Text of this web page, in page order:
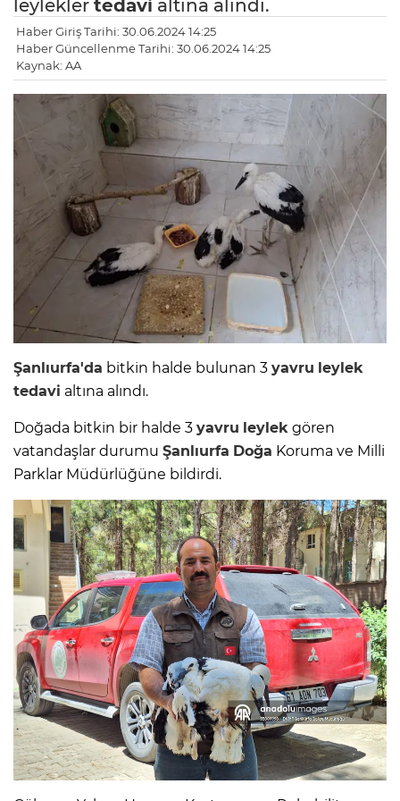
leylekler tedavi altına alındı.
Haber Giriş Tarihi: 30.06.2024 14:25
Haber Güncellenme Tarihi: 30.06.2024 14:25
Kaynak: AA
Şanlıurfa'da bitkin halde bulunan 3 yavru leylek
tedavi altına alındı.
Doğada bitkin bir halde 3 yavru leylek gören
vatandaşlar durumu Şanlıurfa Doğa Koruma ve Milli
Parklar Müdürlüğüne bildirdi.